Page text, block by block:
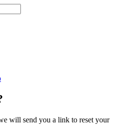
will send you a link to reset your